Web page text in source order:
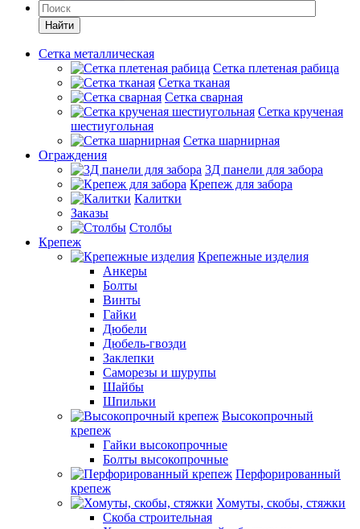
Найти
Сетка металлическая
Сетка плетеная рабица
Сетка тканая
Сетка сварная
Сетка крученая
шестиугольная
Сетка шарнирная
Ограждения
3Д панели для забора
Крепеж для забора
Калитки
Заказы
Столбы
Крепеж
Крепежные изделия
Анкеры
Болты
Винты
Гайки
Дюбели
Дюбель-гвозди
Заклепки
Саморезы и шурупы
Шайбы
Шпильки
Высокопрочный
крепеж
Гайки высокопрочные
Болты высокопрочные
Перфорированный
крепеж
Хомуты, скобы, стяжки
Скоба строительная